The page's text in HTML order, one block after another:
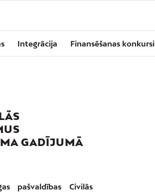
Integrācija Finansēšanas konkursi
GADĪJUMĀ
pašvaldības Civilās